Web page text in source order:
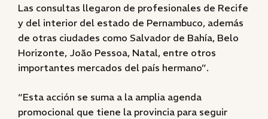
Las consultas llegaron de profesionales de Recife
y del interior del estado de Pernambuco, además
de otras ciudades como Salvador de Bahía, Belo
Horizonte, João Pessoa, Natal, entre otros
importantes mercados del país hermano”.
“Esta acción se suma a la amplia agenda
promocional que tiene la provincia para seguir